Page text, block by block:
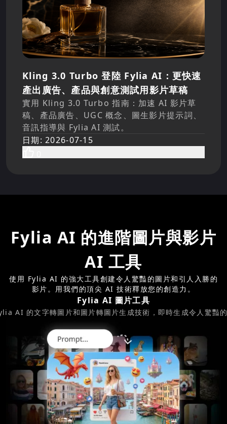
Kling 3.0 Turbo 登陸 Fylia AI：更快速
產出廣告、產品與創意測試用影片草稿
實用 Kling 3.0 Turbo 指南：加速 AI 影片草
稿、產品廣告、UGC 概念、圖生影片提示詞、
音訊指導與 Fylia AI 測試。
日期:2026-07-15
Fylia AI 的進階圖片與影片
AI 工具
使用 Fylia AI 的強大工具創建令人驚豔的圖片和引人入勝的
影片。用我們的頂尖 AI 技術釋放您的創造力。
Fylia AI 圖片工具
AI 的文字轉圖片和圖片轉圖片生成技術，即時生成令人驚豔